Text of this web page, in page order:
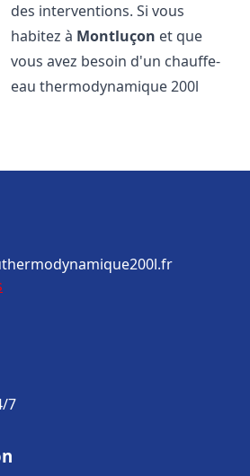
des interventions. Si vous
habitez à Montluçon et que
vous avez besoin d'un chauffe-
eau thermodynamique 200l
7